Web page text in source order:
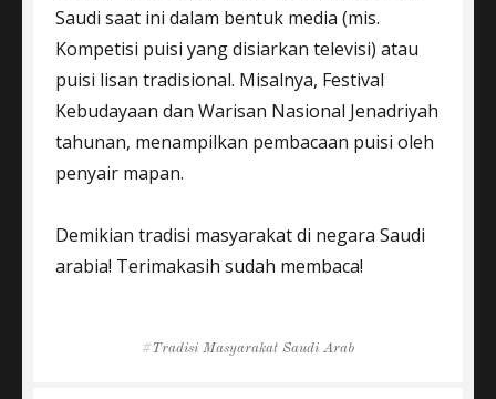
Saudi saat ini dalam bentuk media (mis.
Kompetisi puisi yang disiarkan televisi) atau
puisi lisan tradisional. Misalnya, Festival
Kebudayaan dan Warisan Nasional Jenadriyah
tahunan, menampilkan pembacaan puisi oleh
penyair mapan.
Demikian tradisi masyarakat di negara Saudi
arabia! Terimakasih sudah membaca!
Tags
Tradisi Masyarakat Saudi Arab